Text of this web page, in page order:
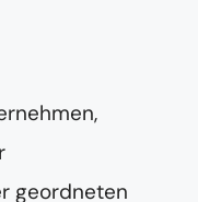
geordneten